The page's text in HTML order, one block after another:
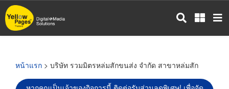
ข้าม
ไป
หน้าแรก > บริษัท รวมมิตรหล่มสักขนส่ง จำกัด สาขาหล่มสัก